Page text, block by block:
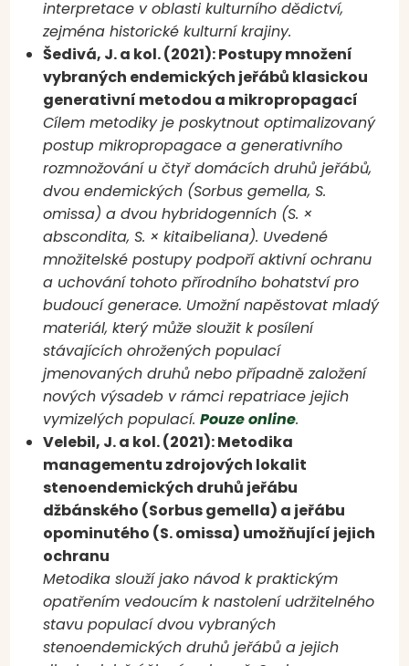
interpretace v oblasti kulturního dědictví,
zejména historické kulturní krajiny.
Šedivá, J. a kol. (2021): Postupy množení
vybraných endemických jeřábů klasickou
generativní metodou a mikropropagací
Cílem metodiky je poskytnout optimalizovaný
postup mikropropagace a generativního
rozmnožování u čtyř domácích druhů jeřábů,
dvou endemických (Sorbus gemella, S.
omissa) a dvou hybridogenních (S. ×
abscondita, S. × kitaibeliana). Uvedené
množitelské postupy podpoří aktivní ochranu
a uchování tohoto přírodního bohatství pro
budoucí generace. Umožní napěstovat mladý
materiál, který může sloužit k posílení
stávajících ohrožených populací
jmenovaných druhů nebo případně založení
nových výsadeb v rámci repatriace jejich
vymizelých populací.Pouze online.
Velebil, J. a kol. (2021): Metodika
managementu zdrojových lokalit
stenoendemických druhů jeřábu
džbánského (Sorbus gemella) a jeřábu
opominutého (S. omissa) umožňující jejich
ochranu
Metodika slouží jako návod k praktickým
opatřením vedoucím k nastolení udržitelného
stavu populací dvou vybraných
stenoendemických druhů jeřábů a jejich